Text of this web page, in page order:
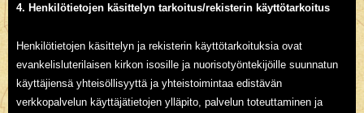
4. Henkilötietojen käsittelyn tarkoitus/rekisterin käyttötarkoitus
Henkilötietojen käsittelyn ja rekisterin käyttötarkoituksia ovat
evankelisluterilaisen kirkon isosille ja nuorisotyöntekijöille suunnatun
käyttäjiensä yhteisöllisyyttä ja yhteistoimintaa edistävän
verkkopalvelun käyttäjätietojen ylläpito, palvelun toteuttaminen ja